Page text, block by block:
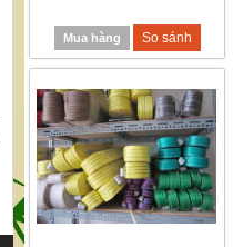
Mua hàng So sánh
GỜ GIẢM TỐC BẰNG THÉP
liên hệ theo số : 0969580896
Mua hàng So sánh